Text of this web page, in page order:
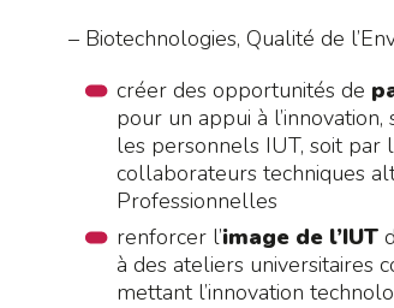
– Biotechnologies, Qualité de
créer des opportunités de
pour un appui à
les personnels IUT, soit par
collaborateurs techniques
Professionnelles
renforcer l’image de l’IUT
à des ateliers universitaires
mettant l’innovation